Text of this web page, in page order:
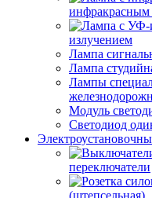
инфракрасным
излучением
Лампа
Лампа
Лампы
Модуль
Светодиод
переключатели
(штепсельная)